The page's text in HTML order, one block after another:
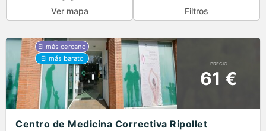
Ver mapa Filtros
PRECIO
61 €
Centro de Medicina Correctiva Ripollet